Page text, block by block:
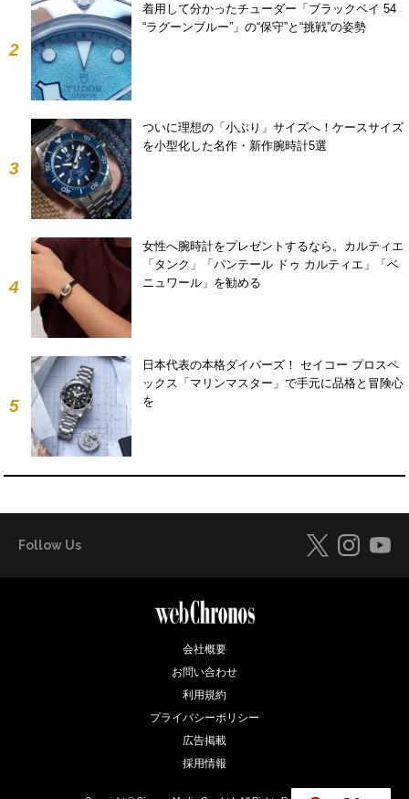
2
着用して分かったチューダー「ブラックベイ 54
“ラグーンブルー”」の“保守”と“挑戦”の姿勢
3
ついに理想の「小ぶり」サイズへ！ケースサイズ
を小型化した名作・新作腕時計5選
4
女性へ腕時計をプレゼントするなら。カルティエ
「タンク」「パンテール ドゥ カルティエ」「ベ
ニュワール」を勧める
5
日本代表の本格ダイバーズ！ セイコー プロスペ
ックス「マリンマスター」で手元に品格と冒険心
を
Follow Us
会社概要
お問い合わせ
利用規約
プライバシーポリシー
広告掲載
採用情報